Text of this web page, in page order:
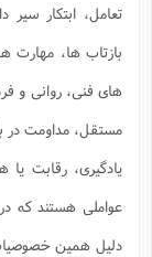
تعامل، ابتکار
بازتاب ها،
های فنی، روانی و
مستقل، مداومت در
یادگیری، رقابت
عواملی هستند که در
دلیل همین